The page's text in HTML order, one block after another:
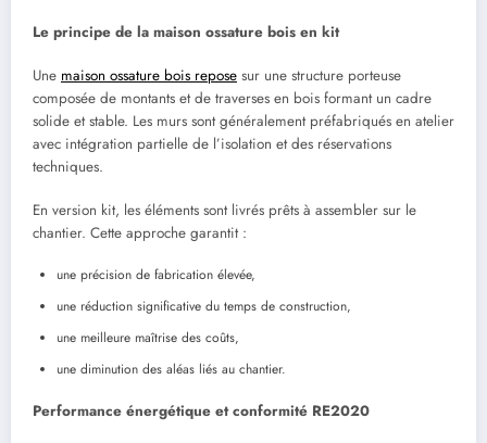
Le principe de la maison ossature bois en kit
Une maison ossature bois repose sur une structure porteuse
composée de montants et de traverses en bois formant un cadre
solide et stable. Les murs sont généralement préfabriqués en atelier
avec intégration partielle de l’isolation et des réservations
techniques.
En version kit, les éléments sont livrés prêts à assembler sur le
chantier. Cette approche garantit :
une précision de fabrication élevée,
une réduction significative du temps de construction,
une meilleure maîtrise des coûts,
une diminution des aléas liés au chantier.
Performance énergétique et conformité RE2020